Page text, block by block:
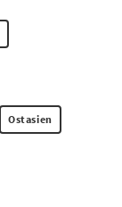
Ostasien